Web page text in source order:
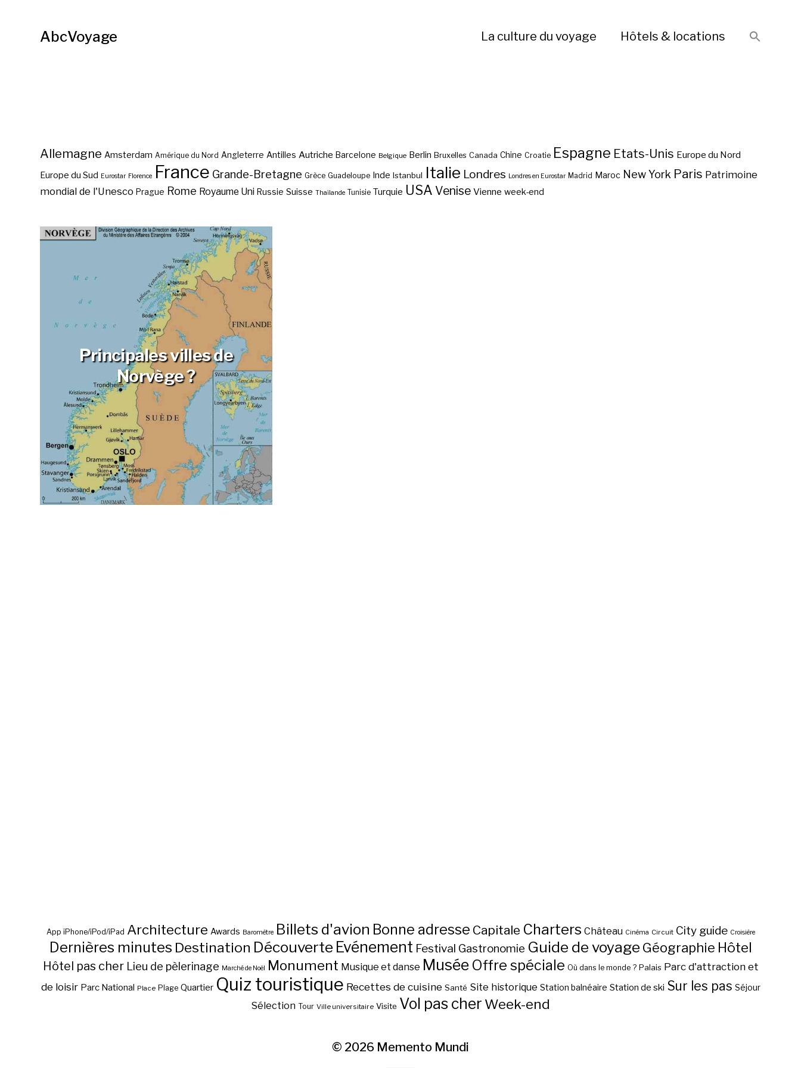
AbcVoyage La culture du voyage Hôtels & locations
Allemagne Amsterdam Amérique du Nord Angleterre Antilles Autriche Barcelone Belgique Berlin Bruxelles Canada Chine Croatie Espagne Etats-Unis Europe du Nord
Europe du Sud Eurostar Florence France Grande-Bretagne Grèce Guadeloupe Inde Istanbul Italie Londres Londres en Eurostar Madrid Maroc New York Paris Patrimoine
mondial de l'Unesco Prague Rome Royaume Uni Russie Suisse Thaïlande Tunisie Turquie USA Venise Vienne week-end
Principales villes de
Norvège ?
App iPhone/iPod/iPad Architecture Awards Baromètre Billets d'avion Bonne adresse Capitale Charters Château Cinéma Circuit City guide Croisière
Dernières minutes Destination Découverte Evénement Festival Gastronomie Guide de voyage Géographie Hôtel
Hôtel pas cher Lieu de pèlerinage Marché de Noël Monument Musique et danse Musée Offre spéciale Où dans le monde ? Palais Parc d'attraction et
de loisir Parc National Place Plage Quartier Quiz touristique Recettes de cuisine Santé Site historique Station balnéaire Station de ski Sur les pas Séjour
Sélection Tour Ville universitaire Visite Vol pas cher Week-end
© 2026 Memento Mundi